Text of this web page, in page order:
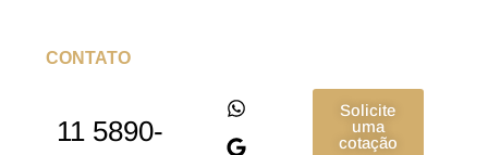
CONTATO
11 5890-
Solicite
uma
cotação